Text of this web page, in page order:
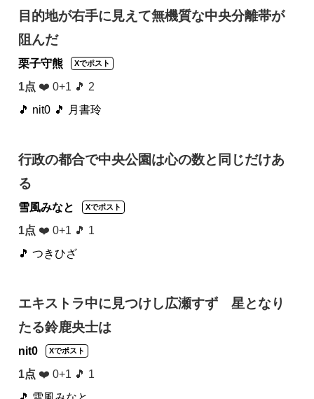
目的地が右手に見えて無機質な中央分離帯が
阻んだ
栗子守熊 Xでポスト
1点 ❤️ 0+1 🎵 2
🎵 nit0 🎵 月書玲
行政の都合で中央公園は心の数と同じだけあ
る
雪風みなと Xでポスト
1点 ❤️ 0+1 🎵 1
🎵 つきひざ
エキストラ中に見つけし広瀬すず 星となり
たる鈴鹿央士は
nit0 Xでポスト
1点 ❤️ 0+1 🎵 1